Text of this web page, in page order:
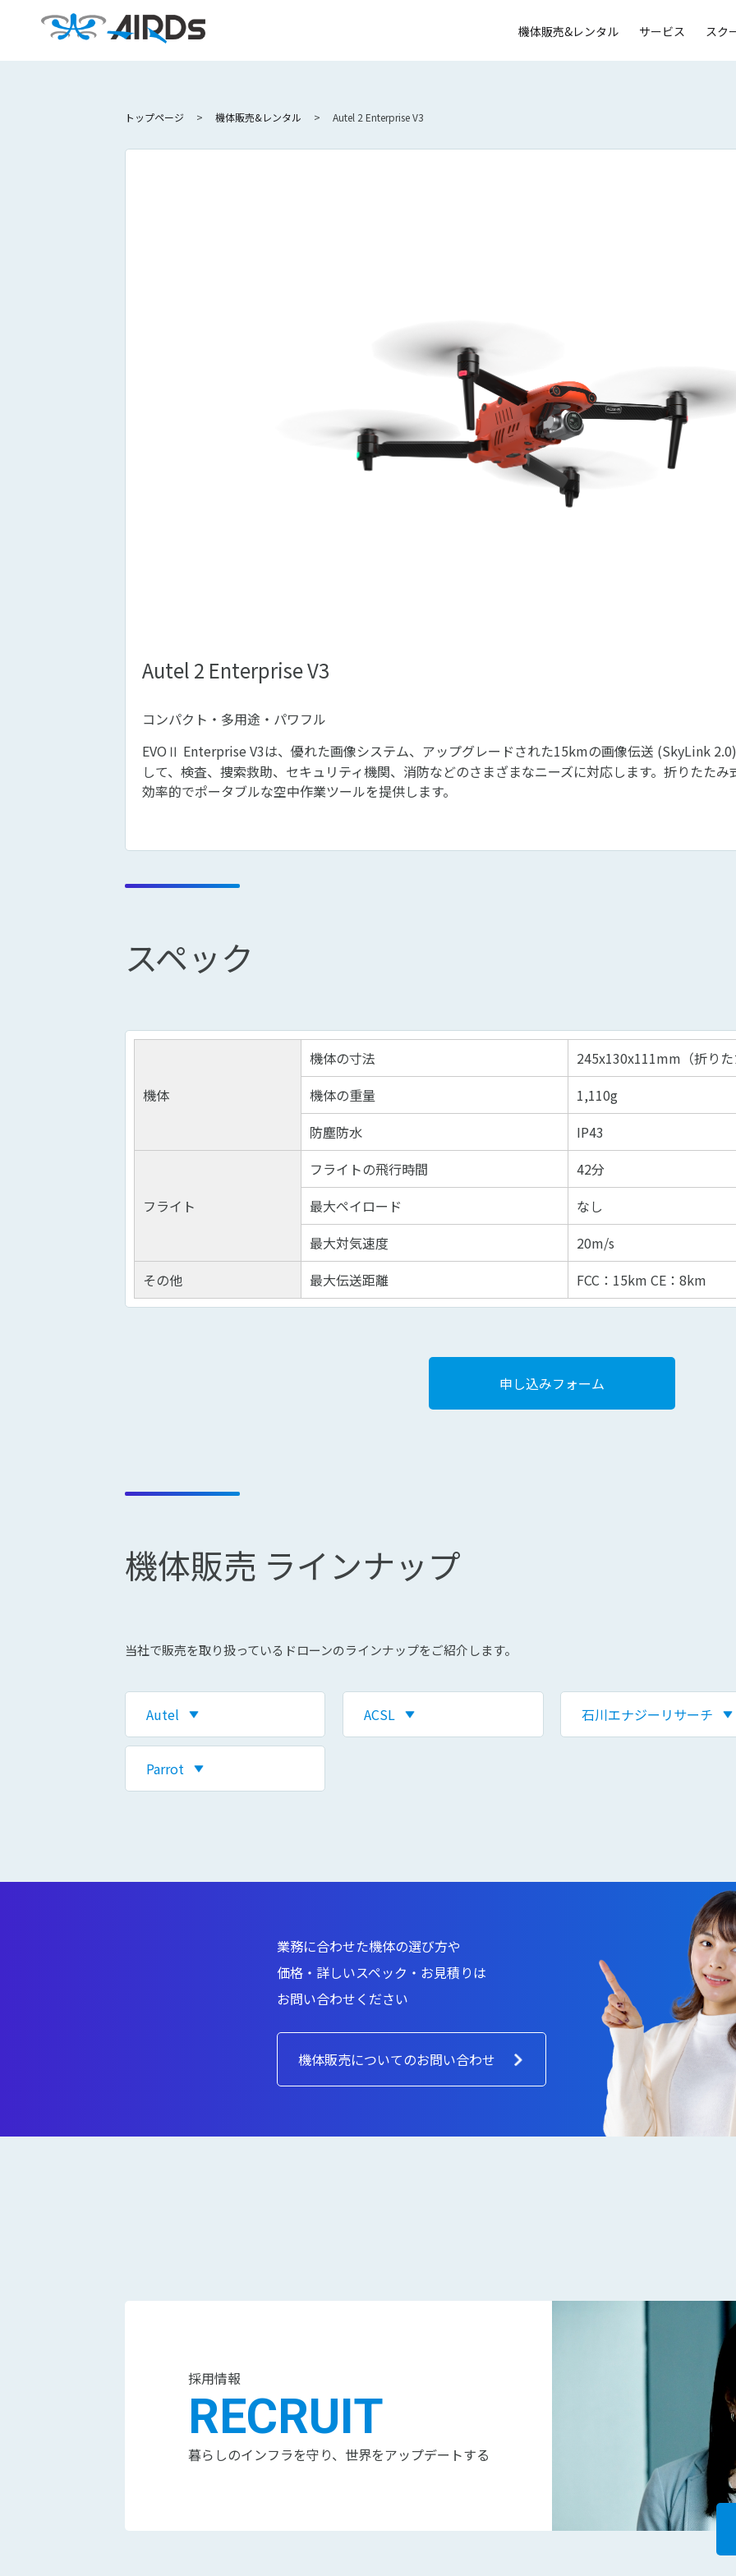
機体販売&レンタル サービス スク
トップページ 機体販売&レンタル Autel 2 Enterprise V3
Autel 2 Enterprise V3
コンパクト・多用途・パワフル
EVOⅡ Enterprise V3は、優れた画像システム、アップグレードされた15kmの画像伝送 (SkyLink
して、検査、捜索救助、セキュリティ機関、消防などのさまざまなニーズに対応します。折りたた
効率的でポータブルな空中作業ツールを提供します。
スペック
機体
機体の寸法
245x130x111mm（折り
機体の重量
1,110g
防塵防水
IP43
フライト
フライトの飛行時間
42分
最大ペイロード
なし
最大対気速度
20m/s
その他
最大伝送距離 FCC：15km CE：8km
申し込みフォーム
機体販売 ラインナップ
当社で販売を取り扱っているドローンのラインナップをご紹介します。
Autel ACSL 石川エナジーリサーチ
Parrot
業務に合わせた機体の選び方や
価格・詳しいスペック・お見積りは
お問い合わせください
機体販売についてのお問い合わせ
採用情報
RECRUIT
暮らしのインフラを守り、世界をアップデートする